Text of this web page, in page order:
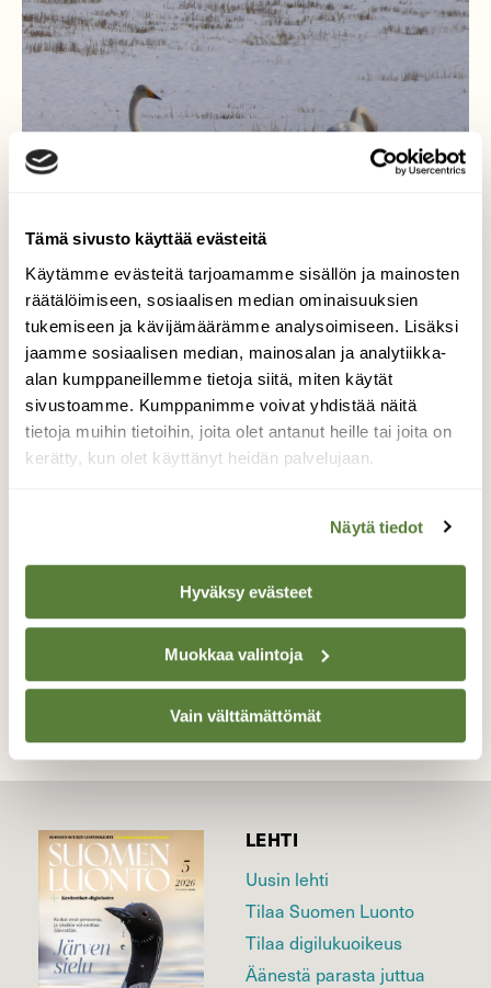
Tämä sivusto käyttää evästeitä
Käytämme evästeitä tarjoamamme sisällön ja mainosten
räätälöimiseen, sosiaalisen median ominaisuuksien
tukemiseen ja kävijämäärämme analysoimiseen. Lisäksi
jaamme sosiaalisen median, mainosalan ja analytiikka-
alan kumppaneillemme tietoja siitä, miten käytät
sivustoamme. Kumppanimme voivat yhdistää näitä
tietoja muihin tietoihin, joita olet antanut heille tai joita on
kerätty, kun olet käyttänyt heidän palvelujaan.
Näytä tiedot
Hyväksy evästeet
Muokkaa valintoja
Vain välttämättömät
Joutsenet
Kauniina kevät päivänä joutsenet etsivät jo
sänki pellolta syötävää. Kuvaus päivä
29.3.2016
Valokuvaaja: Hannu Rissanen, Näädänmaa
TAKAISIN LISTAAN
LEHTI
Uusin lehti
Tilaa Suomen Luonto
Tilaa digilukuoikeus
Äänestä parasta juttua